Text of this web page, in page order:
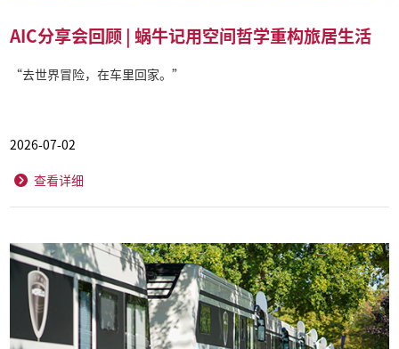
AIC分享会回顾 | 蜗牛记用空间哲学重构旅居生活
“去世界冒险，在车里回家。”
2026-07-02
查看详细